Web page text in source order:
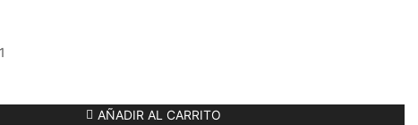
AÑADIR AL CARRITO